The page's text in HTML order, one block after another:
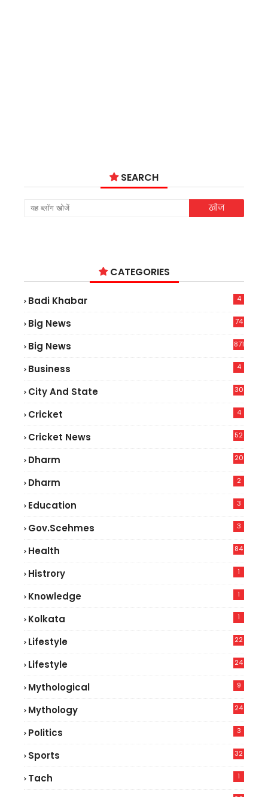
SEARCH
CATEGORIES
Badi Khabar 4
Big News
74
Big News 871
Business 4
City And State 30
Cricket 4
Cricket News
52
Dharm 20
Dharm 2
Education 3
Gov.scehmes 3
Health
84
Histrory 1
Knowledge 1
Kolkata 1
Lifestyle
22
Lifestyle
24
Mythological 9
Mythology 24
Politics 3
Sports 32
Tach 1